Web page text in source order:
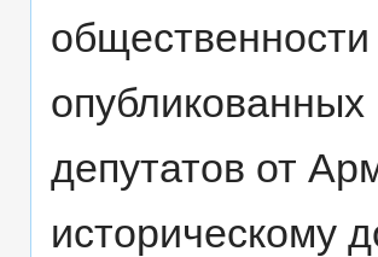
депутатов от
историческому